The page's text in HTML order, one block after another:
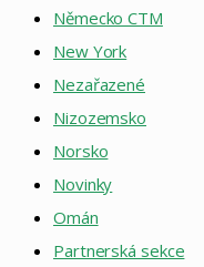
Německo CTM
New York
Nezařazené
Nizozemsko
Norsko
Novinky
Omán
Partnerská sekce